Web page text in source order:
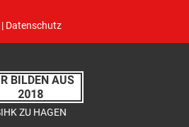
| Datenschutz